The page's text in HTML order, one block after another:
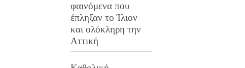
φαινόμενα που
έπληξαν το Ίλιον
και ολόκληρη την
Αττική